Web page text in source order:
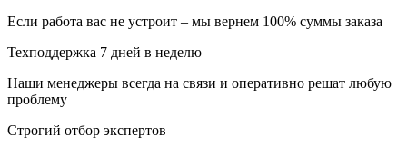
Если работа вас не устроит – мы вернем 100% суммы заказа
Техподдержка 7 дней в неделю
Наши менеджеры всегда на связи и оперативно решат любую
проблему
Строгий отбор экспертов